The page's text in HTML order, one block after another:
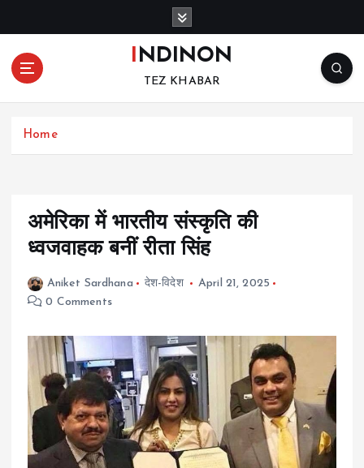
o
INDINON
TEZ KHABAR
Home
अमेरिका में भारतीय संस्कृति की
ध्वजवाहक बनीं रीता सिंह
Aniket Sardhana देश-विदेश
April 21, 2025
0 Comments